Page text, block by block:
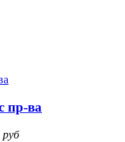
пр-ва
руб